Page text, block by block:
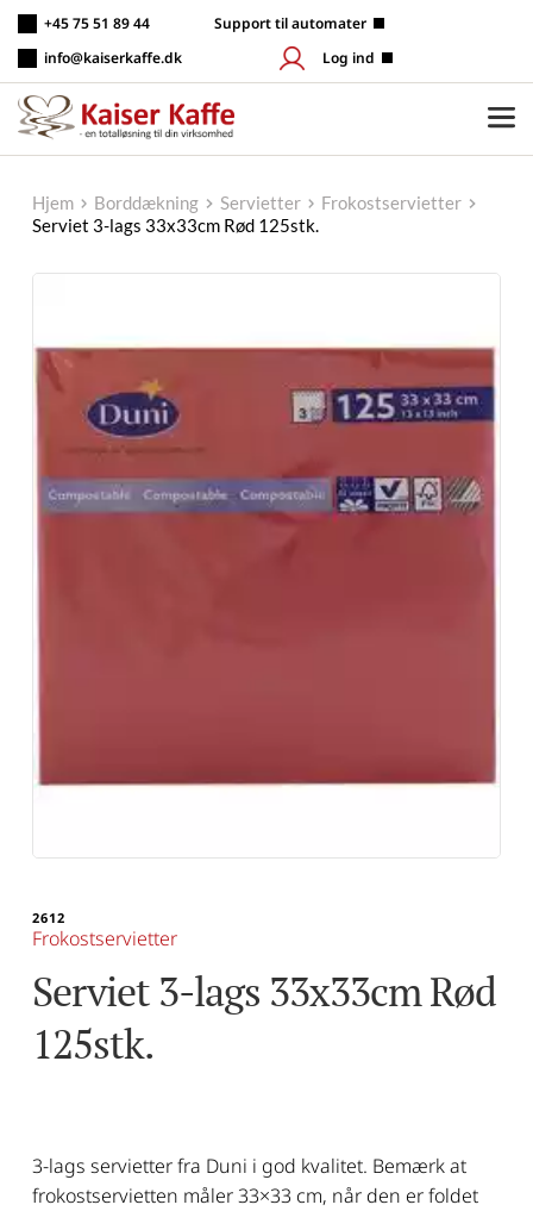
indhold
+45 75 51 89 44
info@kaiserkaffe.dk
Support til automater
Log ind
Hjem Borddækning Servietter
Frokostservietter
Serviet 3-lags 33x33cm Rød 125stk.
2612
Frokostservietter
Serviet 3-lags 33x33cm Rød
125stk.
3-lags servietter fra Duni i god kvalitet. Bemærk at
frokostservietten måler 33×33 cm, når den er foldet